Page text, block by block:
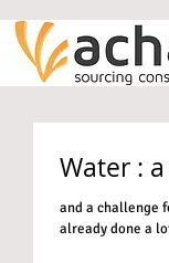
Water :
and a challenge
already done a